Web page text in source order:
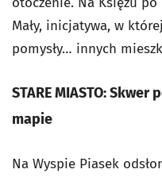
Mały, inicjatywa, w
pomysły… innych
STARE MIASTO:
mapie
Na Wyspie Piasek